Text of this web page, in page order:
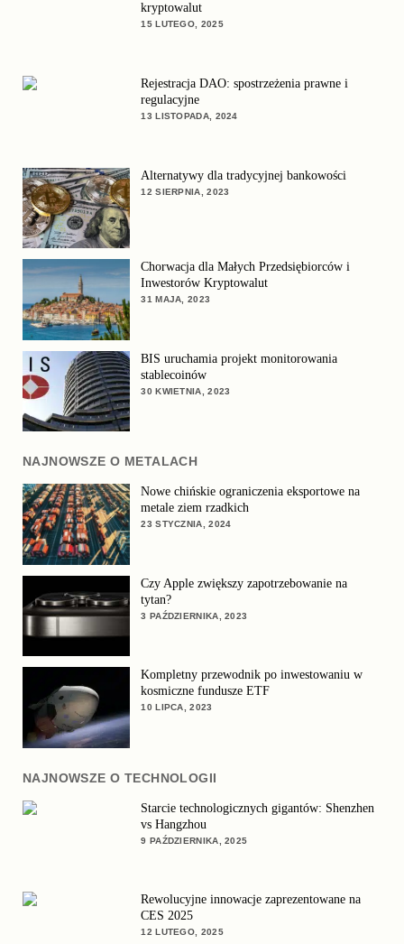
kryptowalut
15 LUTEGO, 2025
Rejestracja DAO: spostrzeżenia prawne i
regulacyjne
13 LISTOPADA, 2024
Alternatywy dla tradycyjnej bankowości
12 SIERPNIA, 2023
Chorwacja dla Małych Przedsiębiorców i
Inwestorów Kryptowalut
31 MAJA, 2023
BIS uruchamia projekt monitorowania
stablecoinów
30 KWIETNIA, 2023
NAJNOWSZE O METALACH
Nowe chińskie ograniczenia eksportowe na
metale ziem rzadkich
23 STYCZNIA, 2024
Czy Apple zwiększy zapotrzebowanie na
tytan?
3 PAŹDZIERNIKA, 2023
Kompletny przewodnik po inwestowaniu w
kosmiczne fundusze ETF
10 LIPCA, 2023
NAJNOWSZE O TECHNOLOGII
Starcie technologicznych gigantów: Shenzhen
vs Hangzhou
9 PAŹDZIERNIKA, 2025
Rewolucyjne innowacje zaprezentowane na
CES 2025
12 LUTEGO, 2025